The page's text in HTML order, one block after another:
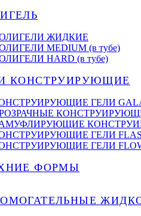
ЖИДКИЕ
MEDIUM (в тубе)
HARD (в тубе)
КОНСТРУИРУЮЩИЕ
ГЕЛИ
ГЕЛИ
ГЕЛИ
ФОРМЫ